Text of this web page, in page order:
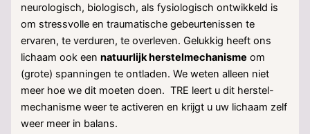
neurologisch, biologisch, als fysiologisch ontwikkeld is
om stressvolle en traumatische gebeurtenissen te
ervaren, te verduren, te overleven. Gelukkig heeft ons
lichaam ook eennatuurlijk herstelmechanisme om
(grote) spanningen te ontladen. We weten alleen niet
meer hoe we dit moeten doen. TRE leert u dit herstel-
mechanisme weer te activeren en krijgt u uw lichaam zelf
weer meer in balans.